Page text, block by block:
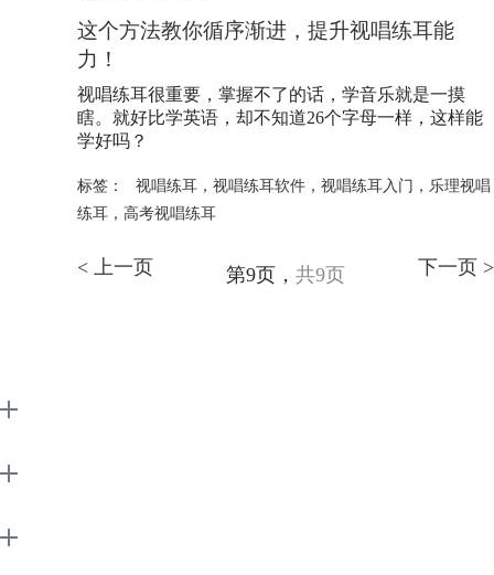
这个方法教你循序渐进，提升视唱练耳能
力！
视唱练耳很重要，掌握不了的话，学音乐就是一摸
瞎。就好比学英语，却不知道26个字母一样，这样能
学好吗？
标签： 视唱练耳， 视唱练耳软件， 视唱练耳入门 ， 乐理视唱
练耳 ， 高考视唱练耳
< 上一页 第9页， 共9页 下一页 >